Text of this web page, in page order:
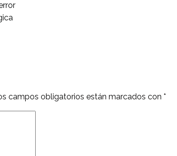
campos obligatorios están marcados con *